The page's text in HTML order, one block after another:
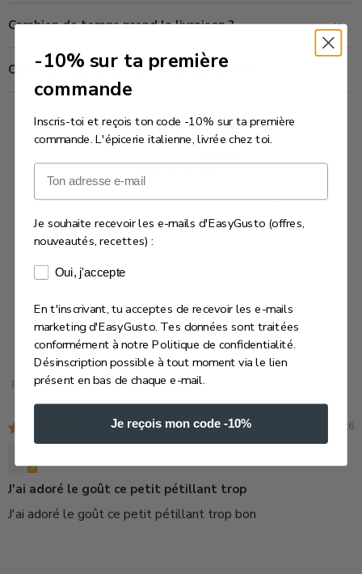
Combien de temps prend la livraison ?
Comment contacter notre service client ?
Avis Clients
Basé sur 1 avis
0
Écrire un avis
Sort by
09/01/26
J'ai adoré le goût ce petit pétillant trop
J'ai adoré le goût ce petit pétillant trop bon
-10% sur ta première
commande
Inscris-toi et reçois ton code -10% sur ta première
commande. L'épicerie italienne, livrée chez toi.
Email
Je souhaite recevoir les e-mails d'EasyGusto (offres,
nouveautés, recettes) :
Consentement e-mails marketing
Oui, j'accepte
En t'inscrivant, tu acceptes de recevoir les e-mails
marketing d'EasyGusto. Tes données sont traitées
conformément à notre Politique de confidentialité.
Désinscription possible à tout moment via le lien
présent en bas de chaque e-mail.
Je reçois mon code -10%